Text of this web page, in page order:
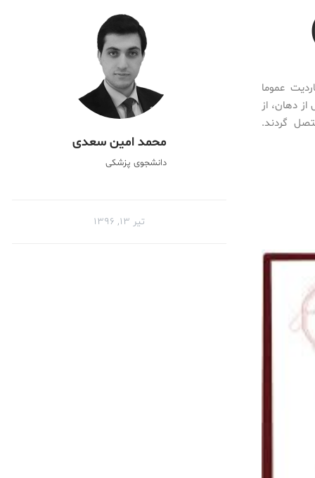
عموما
دهان، از
گردند.
محمد امین سعدی
دانشجوی پزشکی
تیر ۱۳, ۱۳۹۶